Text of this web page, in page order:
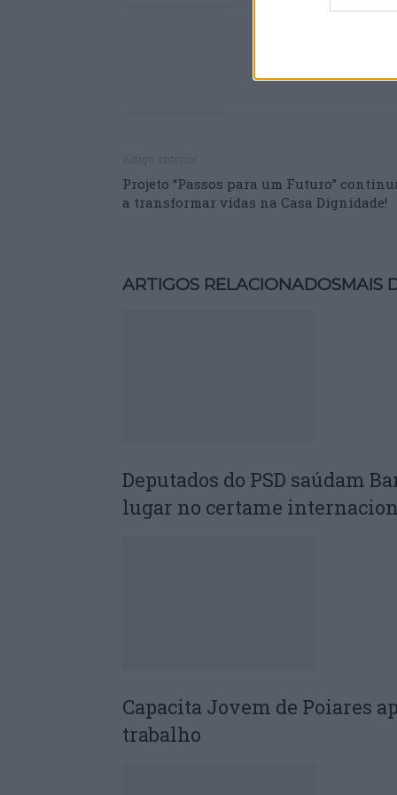
Projeto “Passos para um Futuro”
a transformar vidas na Casa Dignidade!
ARTIGOS RELACIONADOSMAIS
Deputados do PSD saúdam
lugar no certame
Capacita Jovem de Poiares
trabalho